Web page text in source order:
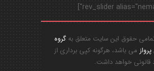
گروه
می باشد، هرگونه کپی برداری از
قانونی خواهد داشت.